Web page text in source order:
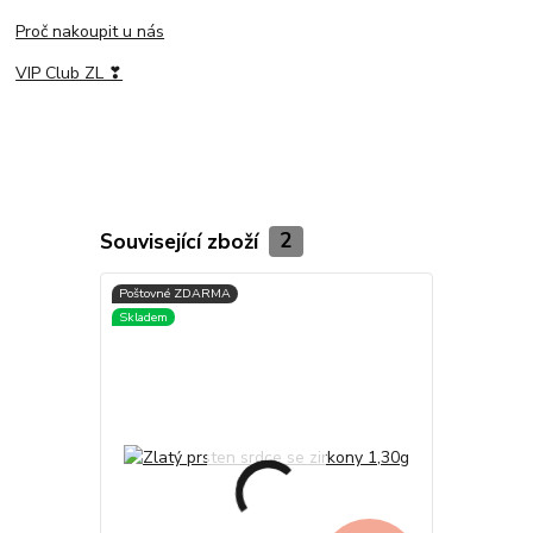
Proč nakoupit u nás
VIP Club ZL ❣
Související zboží 2